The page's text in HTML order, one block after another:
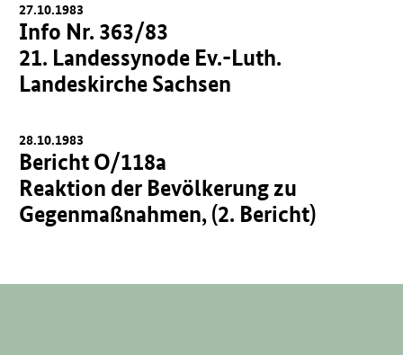
27.10.1983
Info Nr. 363/83
21. Landessynode Ev.-Luth.
Landeskirche Sachsen
28.10.1983
Bericht O/118a
Reaktion der Bevölkerung zu
Gegenmaßnahmen, (2. Bericht)